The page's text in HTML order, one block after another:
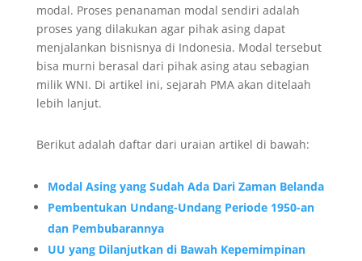
modal. Proses penanaman modal sendiri adalah
proses yang dilakukan agar pihak asing dapat
menjalankan bisnisnya di Indonesia. Modal tersebut
bisa murni berasal dari pihak asing atau sebagian
milik WNI. Di artikel ini, sejarah PMA akan ditelaah
lebih lanjut.
Berikut adalah daftar dari uraian artikel di bawah:
Modal Asing yang Sudah Ada Dari Zaman Belanda
Pembentukan Undang-Undang Periode 1950-an
dan Pembubarannya
UU yang Dilanjutkan di Bawah Kepemimpinan